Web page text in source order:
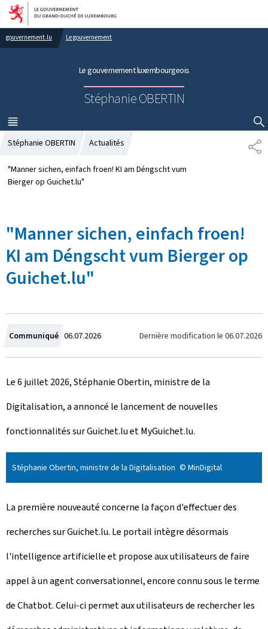
Aller au menu principal
Aller au contenu
gouvernement.lu Le gouvernement
Le gouvernement luxembourgeois
Stéphanie OBERTIN
MENU
PRINCIPAL
AFFICHER / MASQUER LA RECHERCHE
P
A
Stéphanie OBERTIN Actualités
"Manner sichen, einfach froen! KI am Déngscht vum
Bierger op Guichet.lu"
"Manner sichen, einfach froen!
KI am Déngscht vum Bierger op
Guichet.lu"
Communiqué C
r
é
e
l
06.07.2026 Dernière modification le 06.07.2026
Le 6 juillet 2026, Stéphanie Obertin, ministre de la
Digitalisation, a annoncé le lancement de nouvelles
fonctionnalités sur Guichet.lu etMyGuichet.lu.
Stéphanie Obertin, ministre de la Digitalisation © MinDigital
La première nouveauté concerne la façon d'effectuer des
recherches sur Guichet.lu. Le portail intègre désormais
l'intelligence artificielle et propose aux utilisateurs de faire
appel à un agent conversationnel, encore connu sous le terme
deChatbot. Celui-ci permet aux utilisateurs de rechercher les